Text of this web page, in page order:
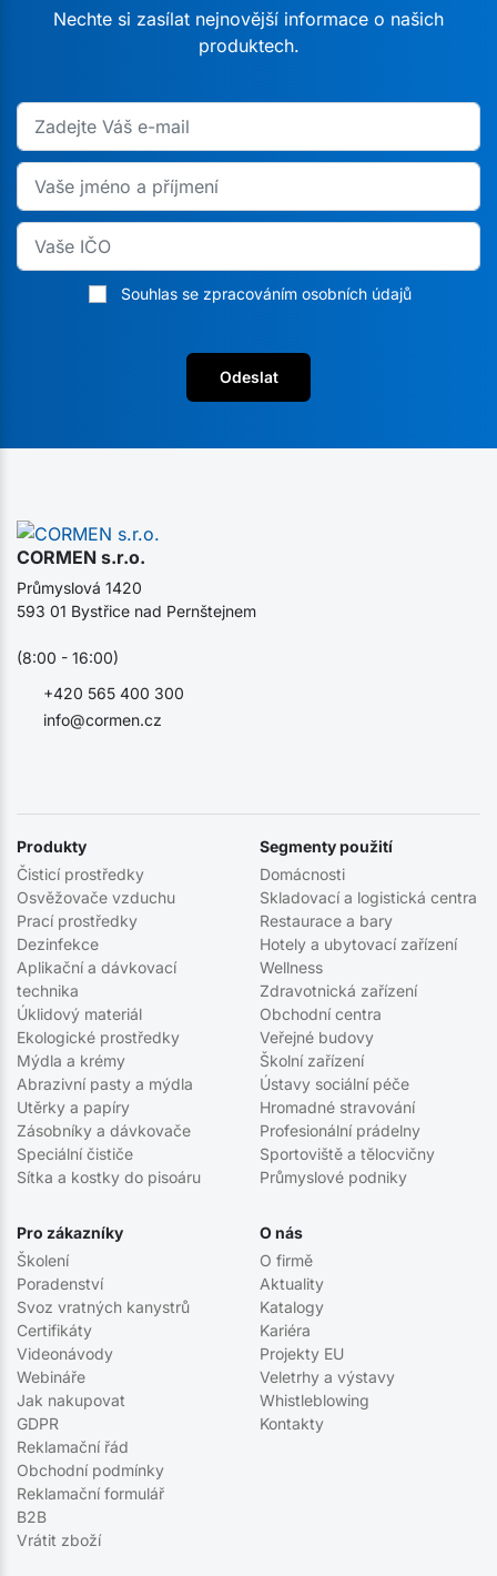
Nechte si zasílat nejnovější informace o našich
produktech.
Souhlas se zpracováním osobních údajů
Odeslat
CORMEN s.r.o.
info@cormen.cz
+420 565 400 300
Průmyslová 1420
593 01 Bystřice nad Pernštejnem
(8:00 - 16:00)
Produkty
Čisticí prostředky
Osvěžovače vzduchu
Prací prostředky
Dezinfekce
Aplikační a dávkovací
technika
Úklidový materiál
Ekologické prostředky
Mýdla a krémy
Abrazivní pasty a mýdla
Utěrky a papíry
Zásobníky a dávkovače
Speciální čističe
Sítka a kostky do pisoáru
Segmenty použití
Domácnosti
Skladovací a logistická centra
Restaurace a bary
Hotely a ubytovací zařízení
Wellness
Zdravotnická zařízení
Obchodní centra
Veřejné budovy
Školní zařízení
Ústavy sociální péče
Hromadné stravování
Profesionální prádelny
Sportoviště a tělocvičny
Průmyslové podniky
Pro zákazníky
Školení
Poradenství
Svoz vratných kanystrů
Certifikáty
Videonávody
Webináře
Jak nakupovat
GDPR
Reklamační řád
Obchodní podmínky
Reklamační formulář
B2B
Vrátit zboží
O nás
O firmě
Aktuality
Katalogy
Kariéra
Projekty EU
Veletrhy a výstavy
Whistleblowing
Kontakty